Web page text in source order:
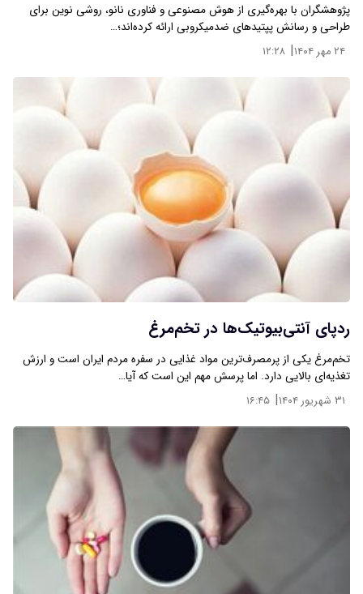
پژوهشگران با بهره‌گیری از هوش مصنوعی و فناوری نانو، روشی نوین برای
طراحی و رسانش پپتیدهای ضدمیکروبی ارائه کرده‌اند؛…
۲۴ مهر ۱۴۰۴ | ۱۲:۲۸
ردپای آنتی‌بیوتیک‌ها در تخم‌مرغ
تخم‌مرغ یکی از پرمصرف‌ترین مواد غذایی در سفره مردم ایران است و ارزش
تغذیه‌ای بالایی دارد. اما پرسش مهم این است که آیا…
۳۱ شهریور ۱۴۰۴ | ۱۶:۴۵